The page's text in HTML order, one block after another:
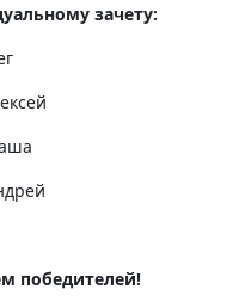
зачету:
победителей!